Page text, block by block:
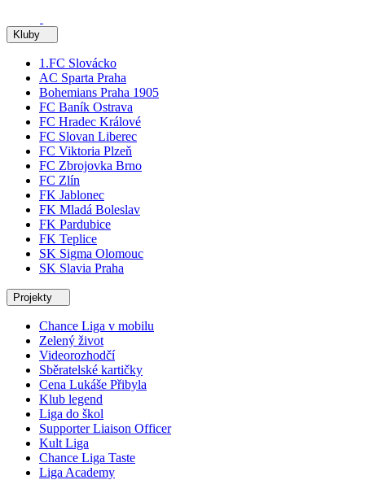
Kluby
1.FC Slovácko
AC Sparta Praha
Bohemians Praha 1905
FC Baník Ostrava
FC Hradec Králové
FC Slovan Liberec
FC Viktoria Plzeň
FC Zbrojovka Brno
FC Zlín
FK Jablonec
FK Mladá Boleslav
FK Pardubice
FK Teplice
SK Sigma Olomouc
SK Slavia Praha
Projekty
Chance Liga v mobilu
Zelený život
Videorozhodčí
Sběratelské kartičky
Cena Lukáše Přibyla
Klub legend
Liga do škol
Supporter Liaison Officer
Kult Liga
Chance Liga Taste
Liga Academy